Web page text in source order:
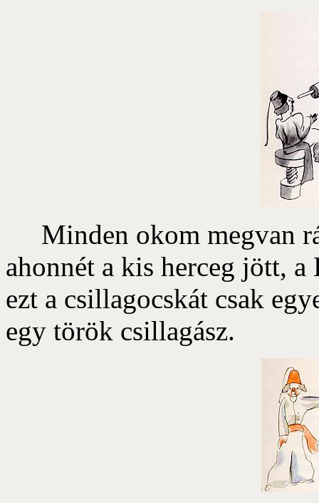
Minden okom megvan
ahonnét a kis herceg jött,
ezt a csillagocskát csak
egy török csillagász.